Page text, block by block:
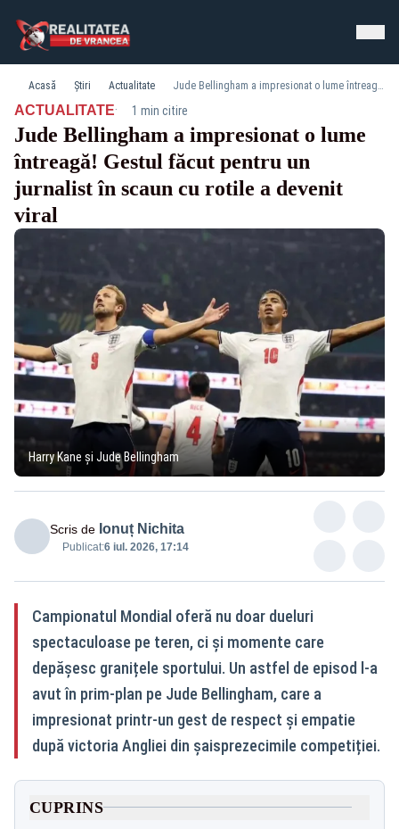
Acasă Știri Actualitate Jude Bellingham a impresionat o lume întreagă! Gestul făcut pentru un jurnalist în scaun cu rotile a devenit viral
ACTUALITATE· 1 min citire
Jude Bellingham a impresionat o lume
întreagă! Gestul făcut pentru un
jurnalist în scaun cu rotile a devenit
viral
Harry Kane și Jude Bellingham
Scris de Ionuț Nichita
Publicat:6 iul. 2026, 17:14
Campionatul Mondial oferă nu doar dueluri
spectaculoase pe teren, ci și momente care
depășesc granițele sportului. Un astfel de episod l-a
avut în prim-plan pe Jude Bellingham, care a
impresionat printr-un gest de respect și empatie
după victoria Angliei din șaisprezecimile competiției.
CUPRINS